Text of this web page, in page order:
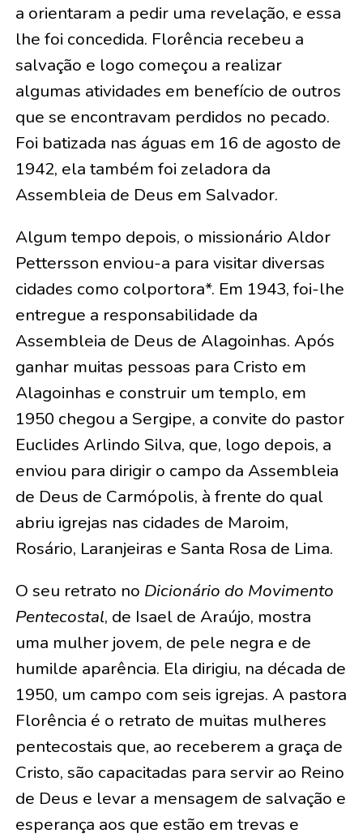
a orientaram a pedir uma revelação, e essa
lhe foi concedida. Florência recebeu a
salvação e logo começou a realizar
algumas atividades em benefício de outros
que se encontravam perdidos no pecado.
Foi batizada nas águas em 16 de agosto de
1942, ela também foi zeladora da
Assembleia de Deus em Salvador.
Algum tempo depois, o missionário Aldor
Pettersson enviou-a para visitar diversas
cidades como colportora*. Em 1943, foi-lhe
entregue a responsabilidade da
Assembleia de Deus de Alagoinhas. Após
ganhar muitas pessoas para Cristo em
Alagoinhas e construir um templo, em
1950 chegou a Sergipe, a convite do pastor
Euclides Arlindo Silva, que, logo depois, a
enviou para dirigir o campo da Assembleia
de Deus de Carmópolis, à frente do qual
abriu igrejas nas cidades de Maroim,
Rosário, Laranjeiras e Santa Rosa de Lima.
O seu retrato no Dicionário do Movimento
Pentecostal, de Isael de Araújo, mostra
uma mulher jovem, de pele negra e de
humilde aparência. Ela dirigiu, na década de
1950, um campo com seis igrejas. A pastora
Florência é o retrato de muitas mulheres
pentecostais que, ao receberem a graça de
Cristo, são capacitadas para servir ao Reino
de Deus e levar a mensagem de salvação e
esperança aos que estão em trevas e